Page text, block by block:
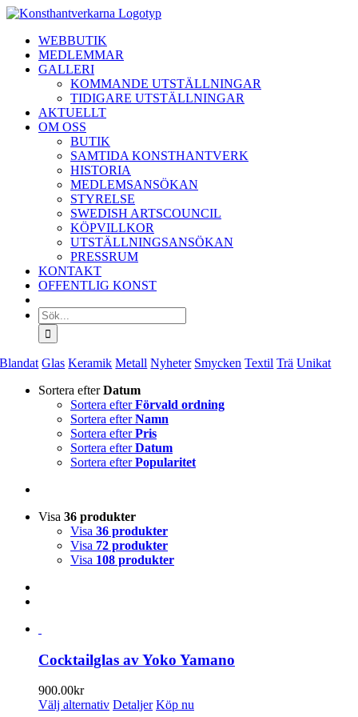
Fortsätt
innehålletWEBBUTIK
MEDLEMMAR
GALLERI
KOMMANDE UTSTÄLLNINGAR
TIDIGARE UTSTÄLLNINGAR
AKTUELLT
OM OSS
BUTIK
SAMTIDA KONSTHANTVERK
HISTORIA
MEDLEMSANSÖKAN
STYRELSE
SWEDISH ARTSCOUNCIL
KÖPVILLKOR
UTSTÄLLNINGSANSÖKAN
PRESSRUM
KONTAKT
OFFENTLIG KONST
Sök
efter:
Blandat Glas Keramik Metall Nyheter Smycken Textil Trä Unikat
Sortera efterDatum
Sortera efterFörvald ordning
Sortera efterNamn
Sortera efterPris
Sortera efterDatum
Sortera efterPopularitet
Visa 36 produkter
Visa 36 produkter
Visa 72 produkter
Visa 108 produkter
Cocktailglas av Yoko Yamano
900.00kr
Välj alternativ Den
Detaljer Köp nu